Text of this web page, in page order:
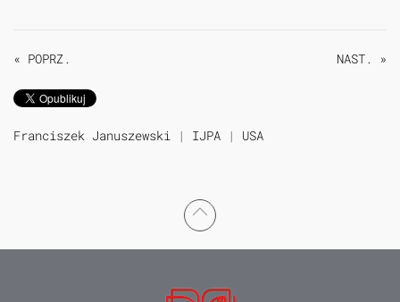
« POPRZ. NAST. »
Franciszek Januszewski | IJPA | USA